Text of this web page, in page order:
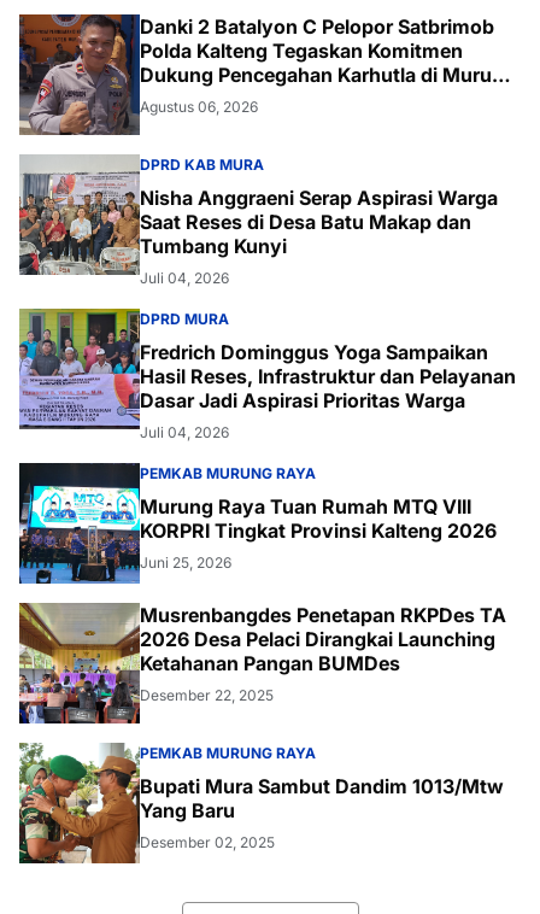
Danki 2 Batalyon C Pelopor Satbrimob
Polda Kalteng Tegaskan Komitmen
Dukung Pencegahan Karhutla di Murung
Raya
Agustus 06, 2026
DPRD KAB MURA
Nisha Anggraeni Serap Aspirasi Warga
Saat Reses di Desa Batu Makap dan
Tumbang Kunyi
Juli 04, 2026
DPRD MURA
Fredrich Dominggus Yoga Sampaikan
Hasil Reses, Infrastruktur dan Pelayanan
Dasar Jadi Aspirasi Prioritas Warga
Juli 04, 2026
PEMKAB MURUNG RAYA
Murung Raya Tuan Rumah MTQ VIII
KORPRI Tingkat Provinsi Kalteng 2026
Juni 25, 2026
Musrenbangdes Penetapan RKPDes TA
2026 Desa Pelaci Dirangkai Launching
Ketahanan Pangan BUMDes
Desember 22, 2025
PEMKAB MURUNG RAYA
Bupati Mura Sambut Dandim 1013/Mtw
Yang Baru
Desember 02, 2025